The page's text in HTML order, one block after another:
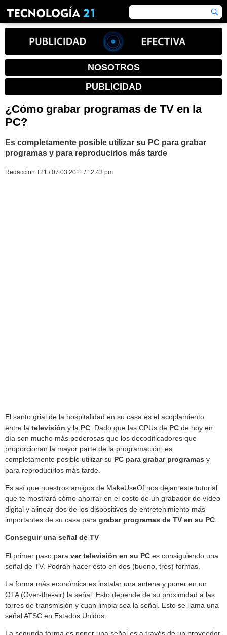
NOSOTROS
PUBLICIDAD
¿Cómo grabar programas de TV en la
PC?
Es completamente posible utilizar su PC para grabar
programas y para reproducirlos más tarde
Redaccion T21 / 07.03.2011 / 12:43 pm
El santo grial de la hospitalidad en su casa es el acoplamiento
entre la televisión y la PC . Dado que las CPUs de PC de hoy en
día son mucho más poderosas que los decodificadores que
proporcionan la mayor parte de la programación, es
completamente posible utilizar su PC para grabar programas y
para reproducirlos más tarde.
Es así que nuestros amigos de MakeUseOf nos dejan este tutorial
que te mostrará cómo ahorrar en el costo de un grabador de vídeo
digital y alinear dos de los dispositivos de entretenimiento más
importantes de su casa para grabar programas de TV en su PC
Conseguir una señal de TV
El primer paso para ver televisión en su PC es consiguiendo una
señal de TV. Podrán hacer esto en dos (bueno, tres) formas.
La forma más económica es instalar una antena y poner en un
OTA (Over-the-air) la señal. Esto depende de su proximidad a las
torres de transmisión y cuan limpia sea la señal. Esto se llama una
señal ATSC en Estados Unidos.